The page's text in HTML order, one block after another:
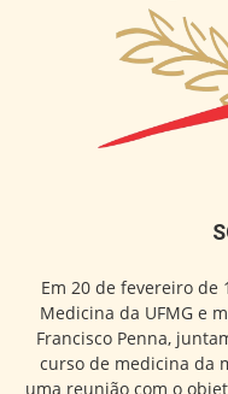
Em 20 de fevereiro de
Medicina da UFMG e
Francisco Penna,
curso de medicina da
uma reunião com o